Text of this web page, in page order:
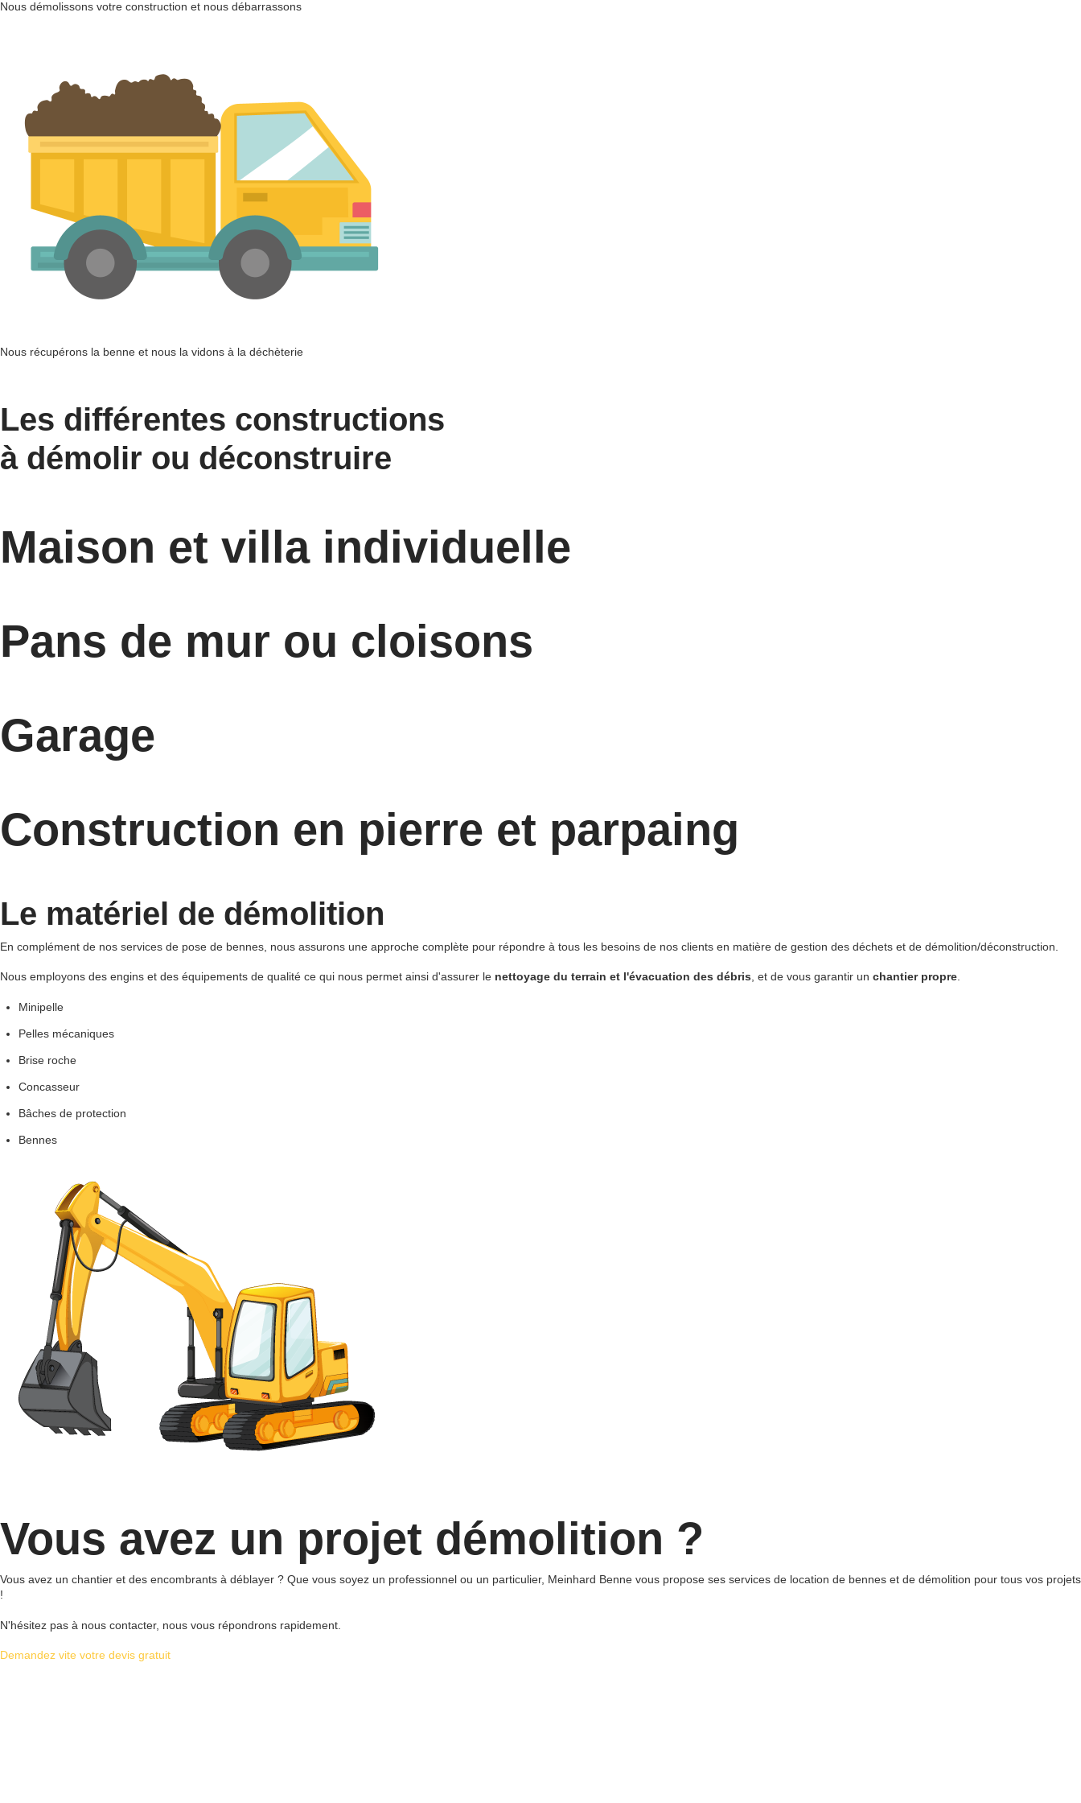
Nous démolissons votre construction et nous débarrassons
Nous récupérons la benne et nous la vidons à la déchèterie
Les différentes constructions
à démolir ou déconstruire
Maison et villa individuelle
Pans de mur ou cloisons
Garage
Construction en pierre et parpaing
Le matériel de démolition
En complément de nos services de pose de bennes, nous assurons une approche complète pour répondre à tous les besoins de nos clients en matière de gestion des déchets et de démolition/déconstruction.
Nous employons des engins et des équipements de qualité ce qui nous permet ainsi d'assurer le nettoyage du terrain et l'évacuation des débris, et de vous garantir un chantier propre.
Minipelle
Pelles mécaniques
Brise roche
Concasseur
Bâches de protection
Bennes
Vous avez un projet démolition ?
Vous avez un chantier et des encombrants à déblayer ? Que vous soyez un professionnel ou un particulier, Meinhard Benne vous propose ses services de location de bennes et de démolition pour tous vos projets
!
N'hésitez pas à nous contacter, nous vous répondrons rapidement.
Demandez vite votre devis gratuit